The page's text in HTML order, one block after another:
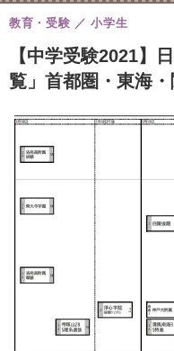
【中学受験2021】
覧」首都圏・東海
教育・受験 小学生